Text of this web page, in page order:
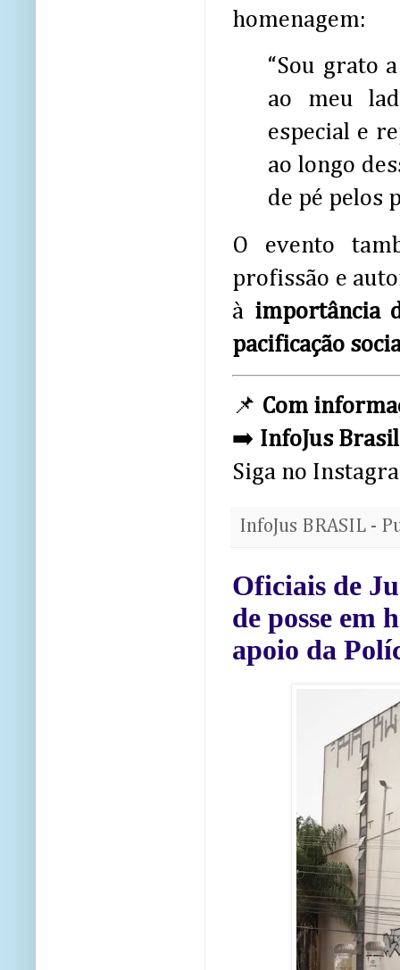
homenagem:
“Sou grato
ao meu
especial e
ao longo
de pé pelos
O evento
profissão e
à importância
pacificação
📌 Com
➡️ InfoJus
Siga no
InfoJus BRASIL -
Oficiais de
de posse em
apoio da